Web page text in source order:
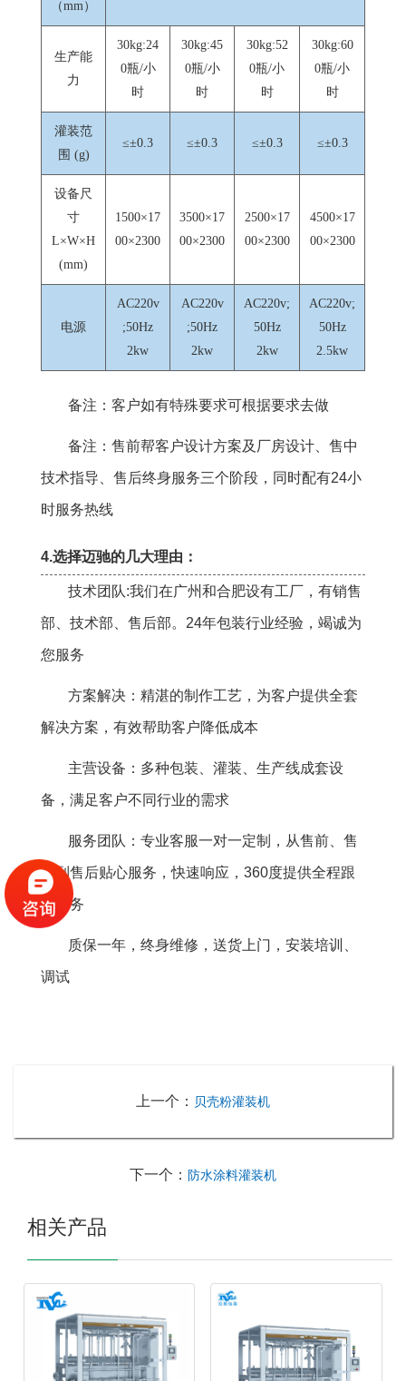
（mm）
生产能
力
30kg:24
0瓶/小
时
30kg:45
0瓶/小
时
30kg:52
0瓶/小
时
30kg:60
0瓶/小
时
灌装范
围 (g)
≤±0.3 ≤±0.3 ≤±0.3 ≤±0.3
设备尺
寸
L×W×H
(mm)
1500×17
00×2300
3500×17
00×2300
2500×17
00×2300
4500×17
00×2300
电源
AC220v
;50Hz
2kw
AC220v
;50Hz
2kw
AC220v;
50Hz
2kw
AC220v;
50Hz
2.5kw
备注：客户如有特殊要求可根据要求去做
备注：售前帮客户设计方案及厂房设计、售中
技术指导、售后终身服务三个阶段，同时配有24小
时服务热线
4.选择迈驰的几大理由：
技术团队:我们在广州和合肥设有工厂，有销售
部、技术部、售后部。24年包装行业经验，竭诚为
您服务
方案解决：精湛的制作工艺，为客户提供全套
解决方案，有效帮助客户降低成本
主营设备：多种包装、灌装、生产线成套设
备，满足客户不同行业的需求
服务团队：专业客服一对一定制，从售前、售
中到售后贴心服务，快速响应，360度提供全程跟
踪服务
质保一年，终身维修，送货上门，安装培训、
调试
上一个： 贝壳粉灌装机
下一个： 防水涂料灌装机
相关产品